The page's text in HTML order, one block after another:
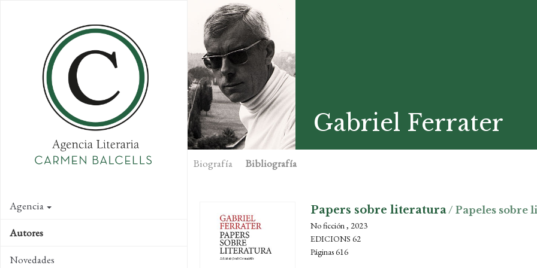
Agencia
Autores
Novedades
Gabriel Ferrater
Biografía Bibliografía
Papers sobre literatura/ Papeles sobre
No ficción , 2023
EDICIONS 62
Páginas 616